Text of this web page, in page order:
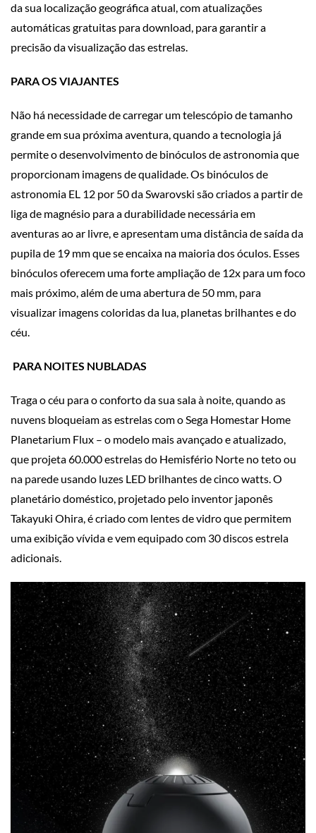
da sua localização geográfica atual, com atualizações
automáticas gratuitas para download, para garantir a
precisão da visualização das estrelas.
PARA OS VIAJANTES
Não há necessidade de carregar um telescópio de tamanho
grande em sua próxima aventura, quando a tecnologia já
permite o desenvolvimento de binóculos de astronomia que
proporcionam imagens de qualidade. Os binóculos de
astronomia EL 12 por 50 da Swarovski são criados a partir de
liga de magnésio para a durabilidade necessária em
aventuras ao ar livre, e apresentam uma distância de saída da
pupila de 19 mm que se encaixa na maioria dos óculos. Esses
binóculos oferecem uma forte ampliação de 12x para um foco
mais próximo, além de uma abertura de 50 mm, para
visualizar imagens coloridas da lua, planetas brilhantes e do
céu.
PARA NOITES NUBLADAS
Traga o céu para o conforto da sua sala à noite, quando as
nuvens bloqueiam as estrelas com o Sega Homestar Home
Planetarium Flux – o modelo mais avançado e atualizado,
que projeta 60.000 estrelas do Hemisfério Norte no teto ou
na parede usando luzes LED brilhantes de cinco watts. O
planetário doméstico, projetado pelo inventor japonês
Takayuki Ohira, é criado com lentes de vidro que permitem
uma exibição vívida e vem equipado com 30 discos estrela
adicionais.